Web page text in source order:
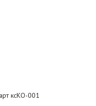
ксКО-001